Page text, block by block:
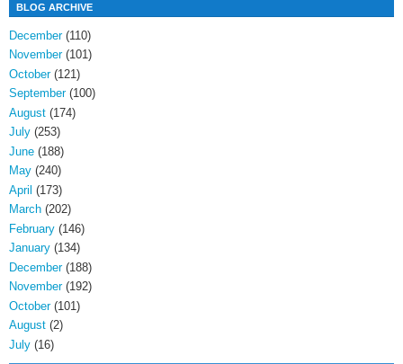
BLOG ARCHIVE
December(110)
November(101)
October(121)
September(100)
August (174)
July (253)
June (188)
May (240)
April (173)
March (202)
February (146)
January (134)
December(188)
November(192)
October(101)
August (2)
July (16)